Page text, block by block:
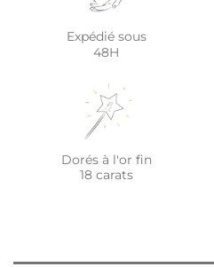
Expédié sous
48H
Dorés à l'or fin
18 carats